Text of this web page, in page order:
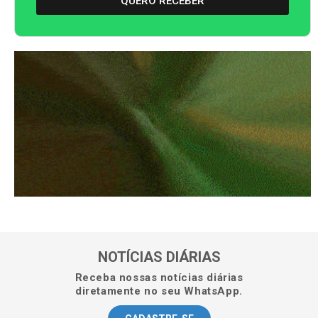
NOTÍCIAS DIÁRIAS
Receba nossas notícias diárias
diretamente no seu WhatsApp.